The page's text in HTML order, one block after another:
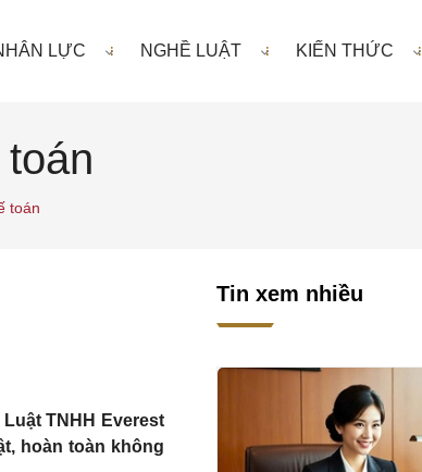
LỰC NGHỀ LUẬT KIẾN THỨC
toán
TNHH Everest
hoàn toàn không
Tin xem nhiều